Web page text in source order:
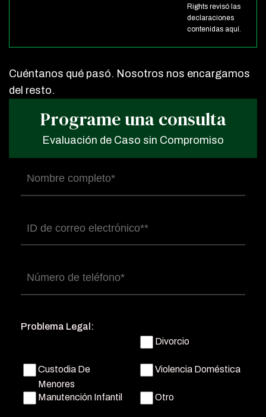
Rights revisó las
declaraciones
contenidas aquí.
Cuéntanos qué pasó. Nosotros nos encargamos
del resto.
Programe una consulta
Evaluación de Caso sin Compromiso
Nombre
completo(Obligatorio)
Correo
electrónico(Obligatorio)
Número
de
Problema Legal:
Divorcio
Custodia De
Menores
Violencia Doméstica
Manutención Infantil Otro